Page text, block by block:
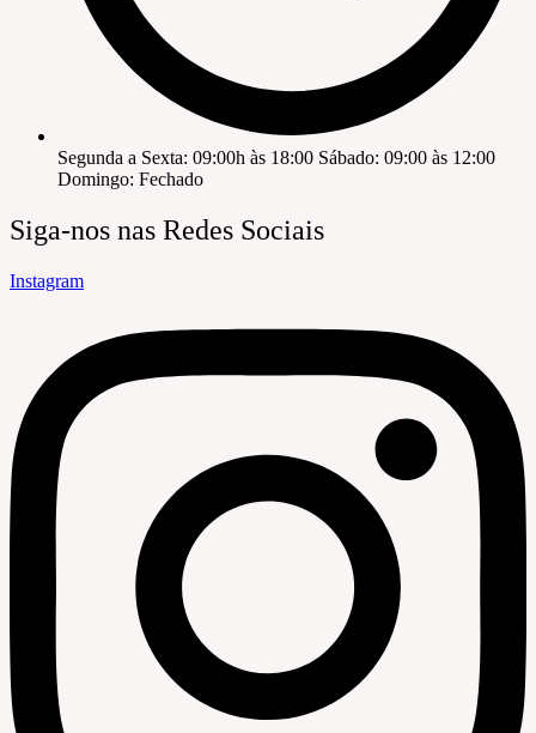
Segunda a Sexta: 09:00h às 18:00 Sábado: 09:00 às 12:00
Domingo: Fechado
Siga-nos nas Redes Sociais
Instagram